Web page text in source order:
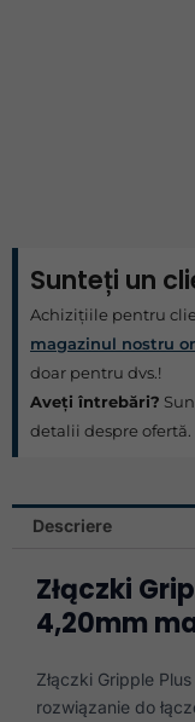
Sunteți un
Achizițiile pentru
magazinul nostru
doar pentru dvs.!
Aveți întrebări?
detalii despre ofertă.
Descriere
Złączki
4,20mm
Złączki Gripple
rozwiązanie do